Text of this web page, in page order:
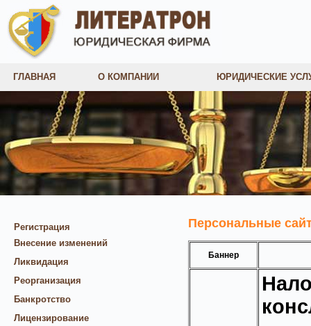
ГЛАВНАЯ О КОМПАНИИ ЮРИДИЧЕСКИЕ
Регистрация
Внесение изменений
Ликвидация
Реорганизация
Банкротство
Лицензирование
Персональные
Баннер